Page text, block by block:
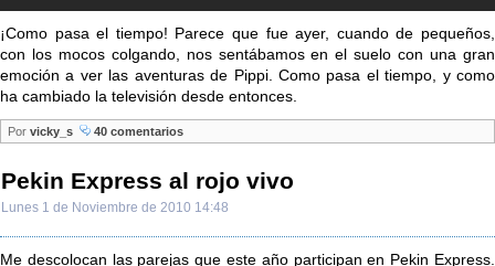
¡Como pasa el tiempo! Parece que fue ayer, cuando de pequeños,
con los mocos colgando, nos sentábamos en el suelo con una gran
emoción a ver las aventuras de Pippi. Como pasa el tiempo, y como
ha cambiado la televisión desde entonces.
Por vicky_s 40 comentarios
Pekin Express al rojo vivo
Lunes 1 de Noviembre de 2010 14:48
Me descolocan las parejas que este año participan en Pekin Express.